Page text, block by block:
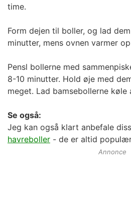
time.
Form dejen til boller, og lad
minutter, mens ovnen varmer
Pensl bollerne med
8-10 minutter. Hold øje med
meget. Lad bamsebollerne køle
Se også:
Jeg kan også klart anbefale
havreboller - de er altid
Annonce